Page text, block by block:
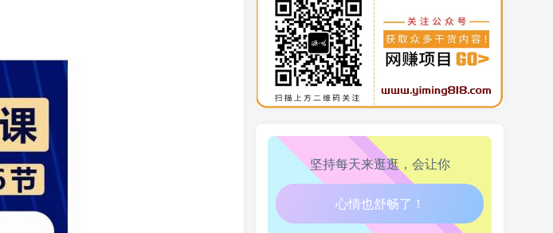
寻宝之旅课程：搞钱训练营
8 DeepSeek提示词大全
9 AI+逛逛薅免费流，淘宝逛逛短视频带货
10 万三-东南亚跨境tk小店运营课
坚持每天来逛逛，会让你
生活也美好了！